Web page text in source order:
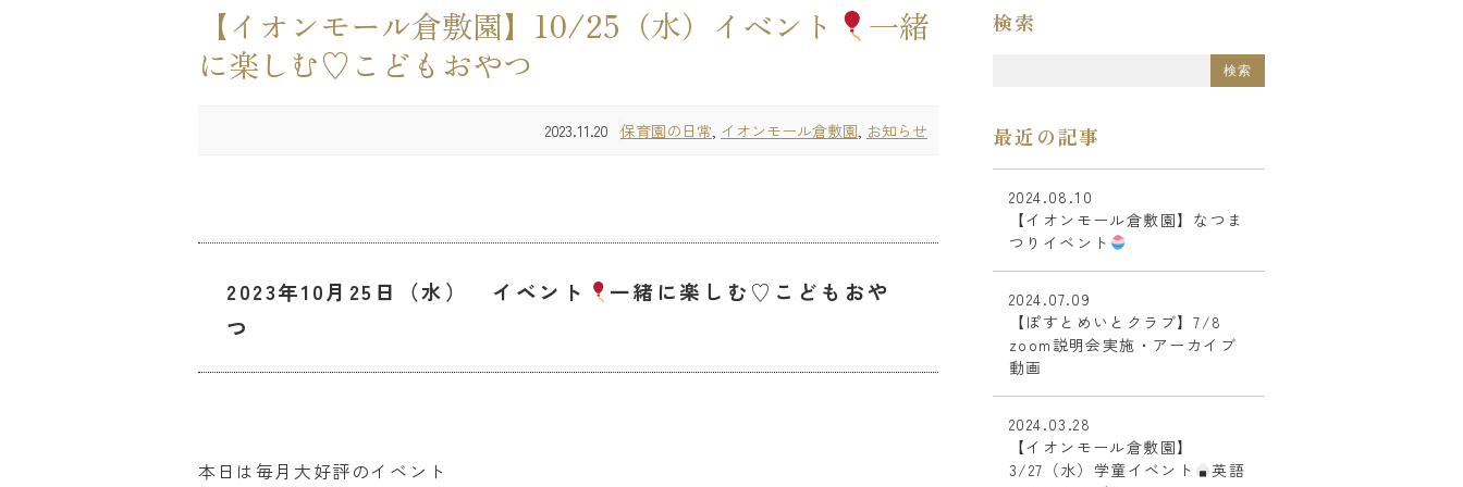
【イオンモール倉敷園】10/25（水）イベント
一緒
に楽しむ♡こどもおやつ
2023.11.20 保育園の日常, イオンモール倉敷園, お知らせ
2023年10月25日（水） イベント
一緒に楽しむ♡こどもおや
つ
本日は毎月大好評のイベント
検索
最近の記事
2024.08.10
【イオンモール倉敷園】なつま
つりイベント
2024.07.09
【ぽすとめいとクラブ】7/8
zoom説明会実施・アーカイブ
動画
2024.03.28
【イオンモール倉敷園】
3/27（水）学童イベント
英語